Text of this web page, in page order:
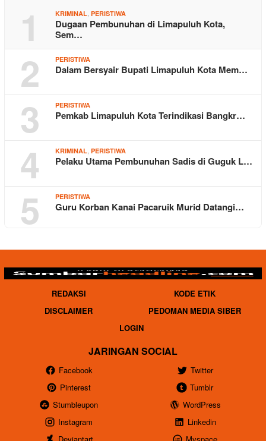
1 KRIMINAL, PERISTIWA
Dugaan Pembunuhan di Limapuluh Kota,
Sem…
2 PERISTIWA
Dalam Bersyair Bupati Limapuluh Kota Mem…
3 PERISTIWA
Pemkab Limapuluh Kota Terindikasi Bangkr…
4 KRIMINAL, PERISTIWA
Pelaku Utama Pembunuhan Sadis di Guguk L…
5 PERISTIWA
Guru Korban Kanai Pacaruik Murid Datangi…
REDAKSI
KODE ETIK
DISCLAIMER
PEDOMAN MEDIA SIBER
LOGIN
JARINGAN SOCIAL
Facebook
Twitter
Pinterest
Tumblr
Stumbleupon
WordPress
Instagram
Linkedin